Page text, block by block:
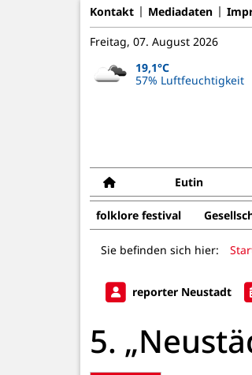
Kontakt Mediadaten
Freitag, 07. August 2026
19,1°C
57% Luftfeuchtigkeit
Eutin
folklore festival
Sie befinden sich hier:
reporter Neustadt
5.